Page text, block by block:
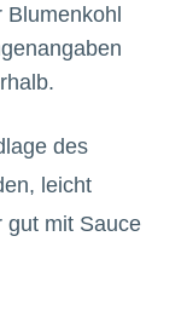
Blumenkohl
des
leicht
gut mit Sauce